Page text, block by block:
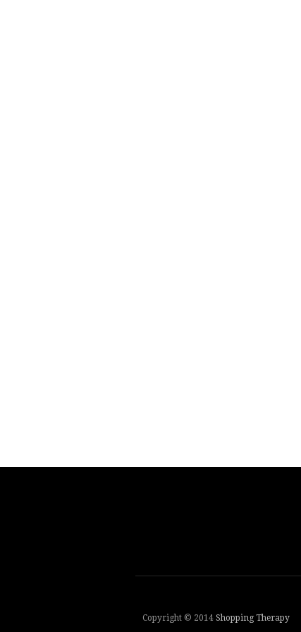
Copyright © 2014 Shopping Therapy